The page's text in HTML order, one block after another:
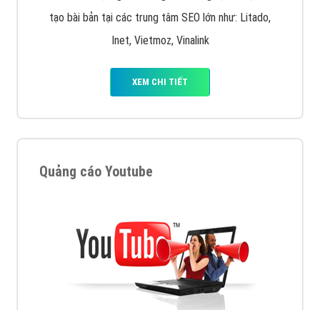
tạo bài bản tại các trung tâm SEO lớn như: Litado,
Inet, Vietmoz, Vinalink
XEM CHI TIẾT
Quảng cáo Youtube